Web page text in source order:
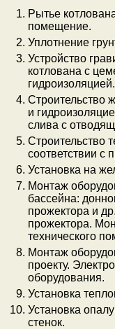
Рытье
помещение.
Уплотнение
Устройство
котлована с
гидроизоляцией.
Строительство
и
слива с
Строительство
соответствии с
Установка на
Монтаж
бассейна:
прожектора и
прожектора.
технического
Монтаж
проекту.
оборудования.
Установка
Установка
стенок.